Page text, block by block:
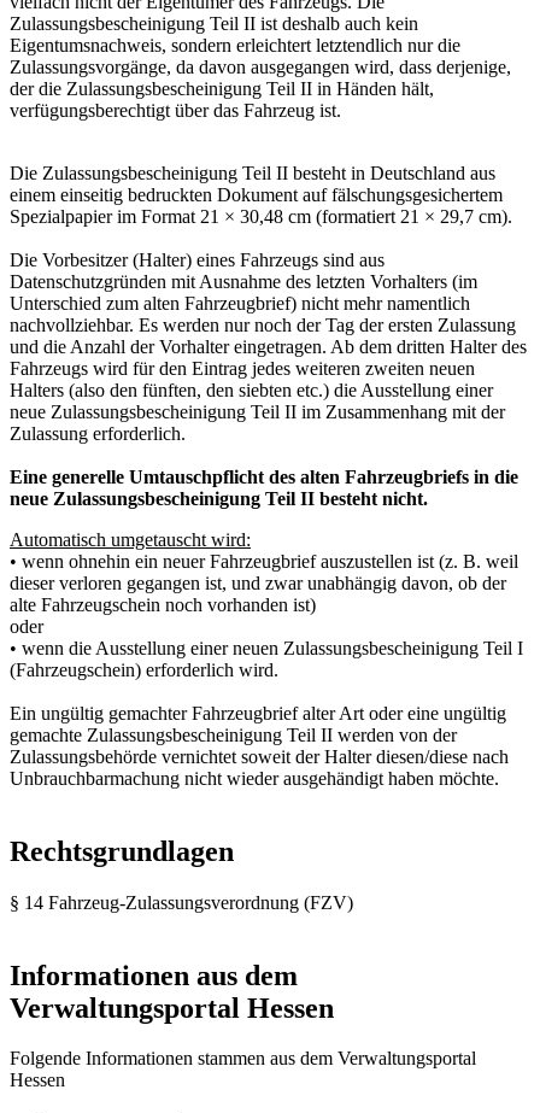
Zulassungsbescheinigung Teil II ist deshalb auch kein
Eigentumsnachweis, sondern erleichtert letztendlich nur die
Zulassungsvorgänge, da davon ausgegangen wird, dass derjenige,
der die Zulassungsbescheinigung Teil II in Händen hält,
verfügungsberechtigt über das Fahrzeug ist.
Die Zulassungsbescheinigung Teil II besteht in Deutschland aus
einem einseitig bedruckten Dokument auf fälschungsgesichertem
Spezialpapier im Format 21 × 30,48 cm (formatiert 21 × 29,7 cm).
Die Vorbesitzer (Halter) eines Fahrzeugs sind aus
Datenschutzgründen mit Ausnahme des letzten Vorhalters (im
Unterschied zum alten Fahrzeugbrief) nicht mehr namentlich
nachvollziehbar. Es werden nur noch der Tag der ersten Zulassung
und die Anzahl der Vorhalter eingetragen. Ab dem dritten Halter des
Fahrzeugs wird für den Eintrag jedes weiteren zweiten neuen
Halters (also den fünften, den siebten etc.) die Ausstellung einer
neue Zulassungsbescheinigung Teil II im Zusammenhang mit der
Zulassung erforderlich.
Eine generelle Umtauschpflicht des alten Fahrzeugbriefs in die
neue Zulassungsbescheinigung Teil II besteht nicht.
Automatisch umgetauscht wird:
• wenn ohnehin ein neuer Fahrzeugbrief auszustellen ist (z. B. weil
dieser verloren gegangen ist, und zwar unabhängig davon, ob der
alte Fahrzeugschein noch vorhanden ist)
oder
• wenn die Ausstellung einer neuen Zulassungsbescheinigung Teil I
(Fahrzeugschein) erforderlich wird.
Ein ungültig gemachter Fahrzeugbrief alter Art oder eine ungültig
gemachte Zulassungsbescheinigung Teil II werden von der
Zulassungsbehörde vernichtet soweit der Halter diesen/diese nach
Unbrauchbarmachung nicht wieder ausgehändigt haben möchte.
Rechtsgrundlagen
§ 14 Fahrzeug-Zulassungsverordnung (FZV)
Informationen aus dem
Verwaltungsportal Hessen
Folgende Informationen stammen aus dem Verwaltungsportal
Hessen